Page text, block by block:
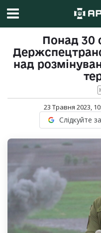
Понад 30
над
23 Травня 2023,
Слідкуйте